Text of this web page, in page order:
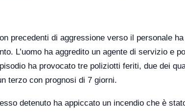
precedenti di aggressione verso il personale
L’uomo ha aggredito un agente di servizio e
ha provocato tre poliziotti feriti, due dei
terzo con prognosi di 7 giorni.
detenuto ha appiccato un incendio che è